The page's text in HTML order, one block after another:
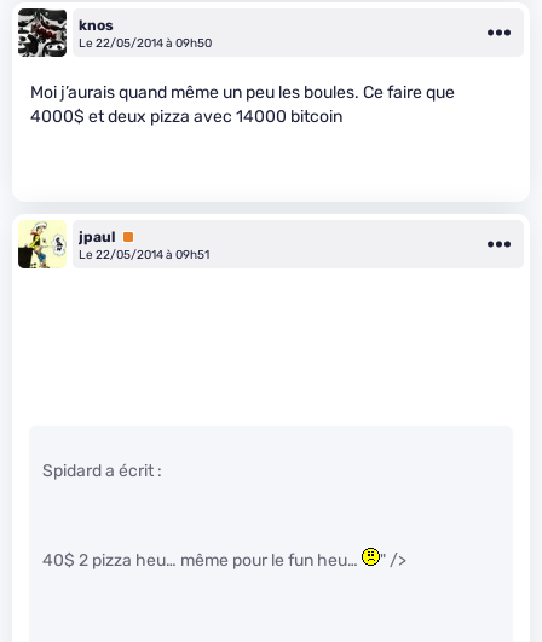
knos
Le 22/05/2014 à 09h50
Moi j’aurais quand même un peu les boules. Ce faire que
4000$ et deux pizza avec 14000 bitcoin
jpaul Premium
Le 22/05/2014 à 09h51
Spidard a écrit :
40$ 2 pizza heu… même pour le fun heu… " />